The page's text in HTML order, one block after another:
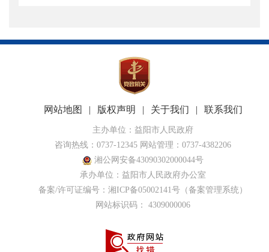
网站地图 | 版权声明 | 关于我们 | 联系我们
主办单位：益阳市人民政府
咨询热线：0737-12345 网站管理：0737-4382206
湘公网安备43090302000044号
承办单位：益阳市人民政府办公室
备案/许可证编号： 湘ICP备05002141号 （备案管理系统）
网站标识码： 4309000006